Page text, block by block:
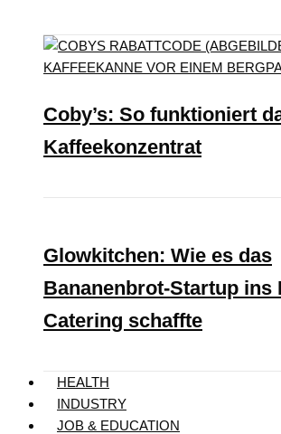
Coby’s: So funktioniert
Kaffeekonzentrat
Glowkitchen: Wie es das
Bananenbrot-Startup ins
Catering schaffte
HEALTH
INDUSTRY
JOB & EDUCATION